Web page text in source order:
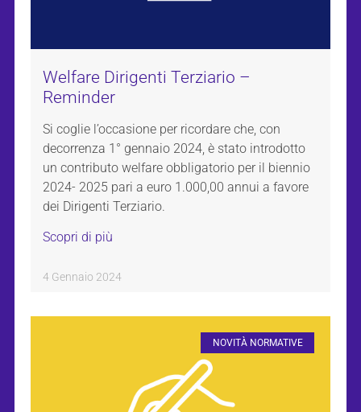
Welfare Dirigenti Terziario –
Reminder
Si coglie l’occasione per ricordare che, con
decorrenza 1° gennaio 2024, è stato introdotto
un contributo welfare obbligatorio per il biennio
2024- 2025 pari a euro 1.000,00 annui a favore
dei Dirigenti Terziario.
Scopri di più
4 Gennaio 2024
NOVITÀ NORMATIVE